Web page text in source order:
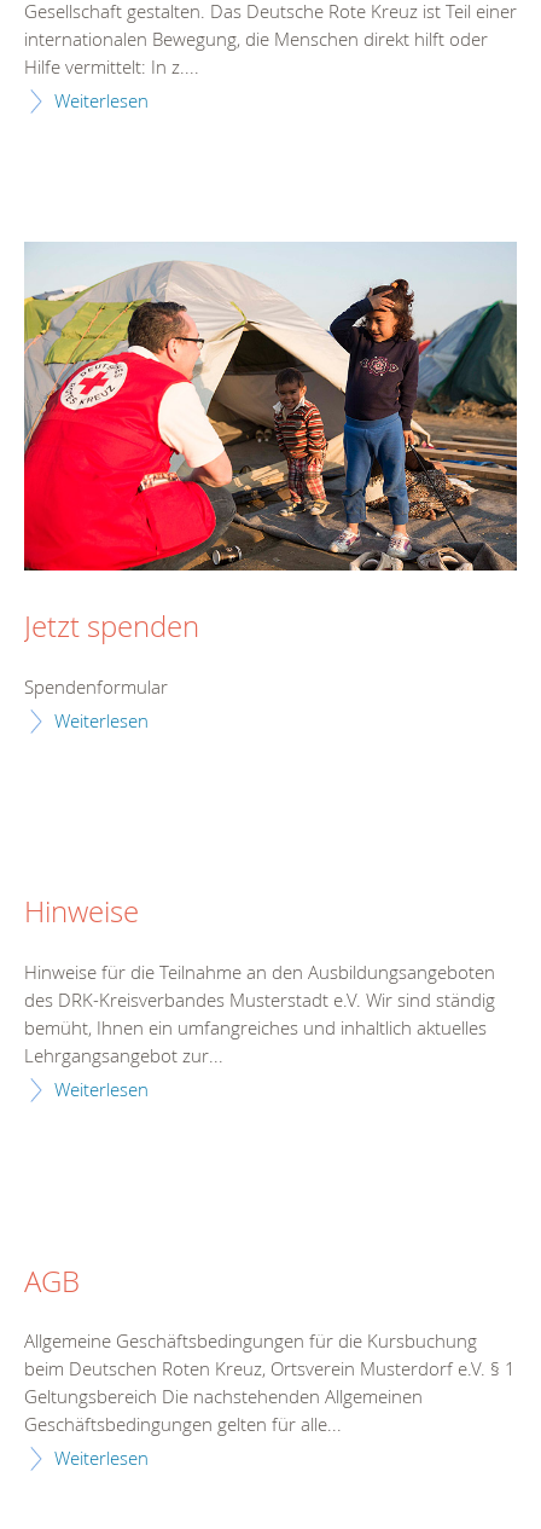
Gesellschaft gestalten. Das Deutsche Rote Kreuz ist Teil einer
internationalen Bewegung, die Menschen direkt hilft oder
Hilfe vermittelt: In z....
Weiterlesen
Jetzt spenden
Spendenformular
Weiterlesen
Hinweise
Hinweise für die Teilnahme an den Ausbildungsangeboten
des DRK-Kreisverbandes Musterstadt e.V. Wir sind ständig
bemüht, Ihnen ein umfangreiches und inhaltlich aktuelles
Lehrgangsangebot zur...
Weiterlesen
AGB
Allgemeine Geschäftsbedingungen für die Kursbuchung
beim Deutschen Roten Kreuz, Ortsverein Musterdorf e.V. § 1
Geltungsbereich Die nachstehenden Allgemeinen
Geschäftsbedingungen gelten für alle...
Weiterlesen